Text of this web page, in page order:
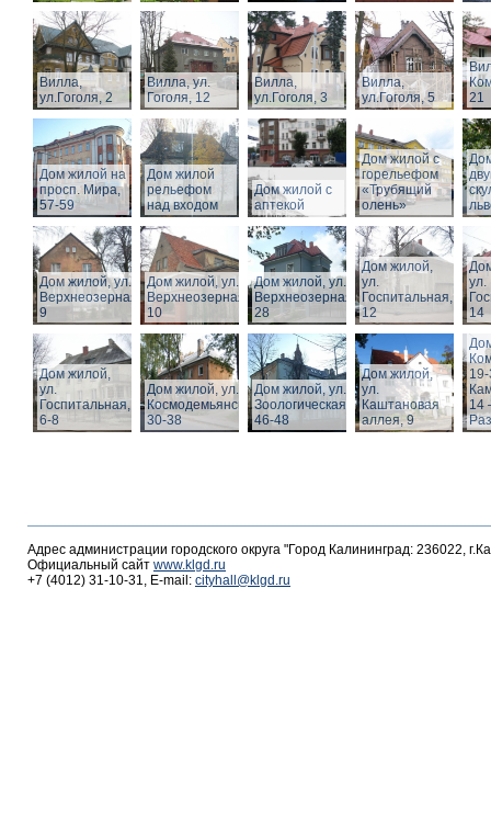
Вилла,
ул.Гоголя, 2
Вилла, ул.
Гоголя, 12
Вилла,
ул.Гоголя, 3
Вилла,
ул.Гоголя, 5
21
Дом жилой на
просп. Мира,
57-59
Дом жилой
рельефом
над входом
Дом жилой с
аптекой
Дом жилой с
горельефом
«Трубящий
олень»
Дом жилой, ул.
Верхнеозерная,
9
Дом жилой, ул.
Верхнеозерная,
10
Дом жилой, ул.
Верхнеозерная,
28
Дом жилой,
ул.
Госпитальная,
12
ул.
14
Дом жилой,
ул.
Госпитальная,
6-8
Дом жилой, ул. З.
Космодемьянской
30-38
Дом жилой, ул.
Зоологическая,
46-48
Дом жилой,
ул.
Каштановая
аллея, 9
14
Адрес администрации городского округа "Город Калининград: 236022,
Официальный сайт www.klgd.ru
+7 (4012) 31-10-31, E-mail: cityhall@klgd.ru